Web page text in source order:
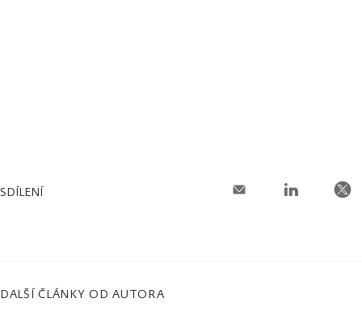
SDÍLENÍ
DALŠÍ ČLÁNKY OD AUTORA